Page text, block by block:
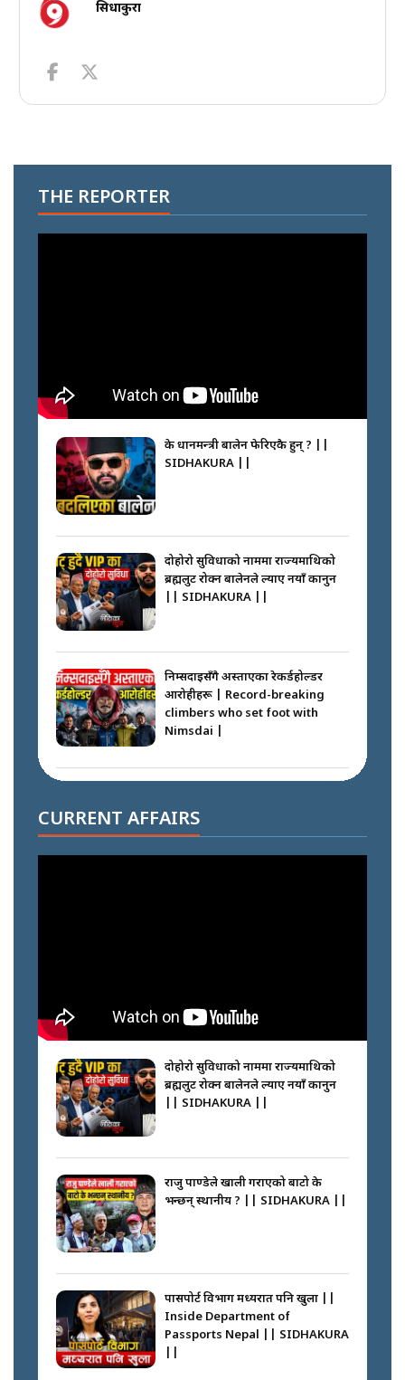
सिधाकुरा
THE REPORTER
के प्रधानमन्त्री बालेन फेरिएकै हुन् ? ||
SIDHAKURA ||
दोहोरो सुविधाको नाममा राज्यमाथिको
ब्रह्मलुट रोक्न बालेनले ल्याए नयाँ कानुन
|| SIDHAKURA ||
निम्सदाइसँगै अस्ताएका रेकर्डहोल्डर
आरोहीहरू | Record-breaking
climbers who set foot with
Nimsdai |
अपराध श्रृङ्खला || SIDHAKURA ||
नेपालीलाई भरिया मात्र देख्ने दृष्टिकोण
बदलेका ‘निम्स दाई’ || SIDHAKURA
||
आगो निभाउने कि तेल थप्ने ? WHATS
HAPPENING IN MADHESH ? ||
भयो ? के के भयो ? || SUNSARI
CASE || SIDHAKURA || THE
REPORTER ||
CURRENT AFFAIRS
दोहोरो सुविधाको नाममा राज्यमाथिको
ब्रह्मलुट रोक्न बालेनले ल्याए नयाँ कानुन
|| SIDHAKURA ||
राजु पाण्डेले खाली गराएको बाटो के
भन्छन् स्थानीय ? || SIDHAKURA ||
पासपोर्ट विभाग मध्यरात पनि खुला ||
Inside Department of
Passports Nepal || SIDHAKURA